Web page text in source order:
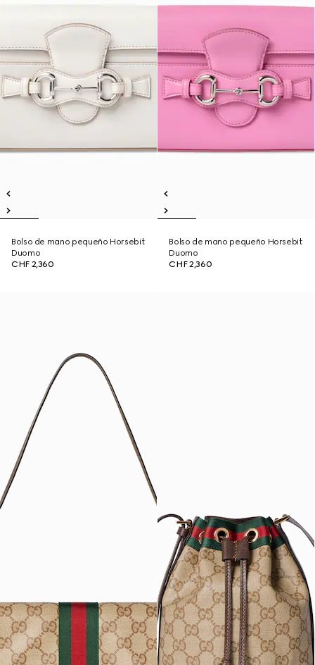
Bolso de mano pequeño Horsebit
Duomo
CHF 2,360
Bolso de mano pequeño Horsebit
Duomo
CHF 2,360